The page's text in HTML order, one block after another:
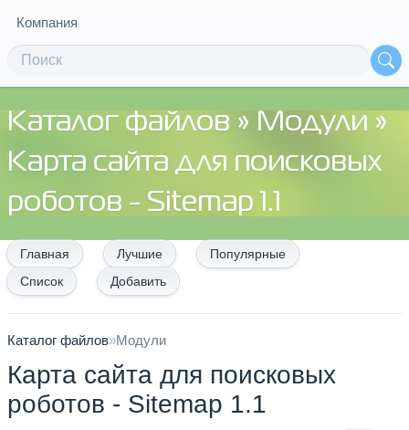
Компания
Каталог файлов » Модули »
Карта сайта для поисковых
роботов - Sitemap 1.1
Главная Лучшие
Популярные
Список
Добавить
Каталог файлов»Модули
Карта сайта для поисковых
роботов - Sitemap 1.1